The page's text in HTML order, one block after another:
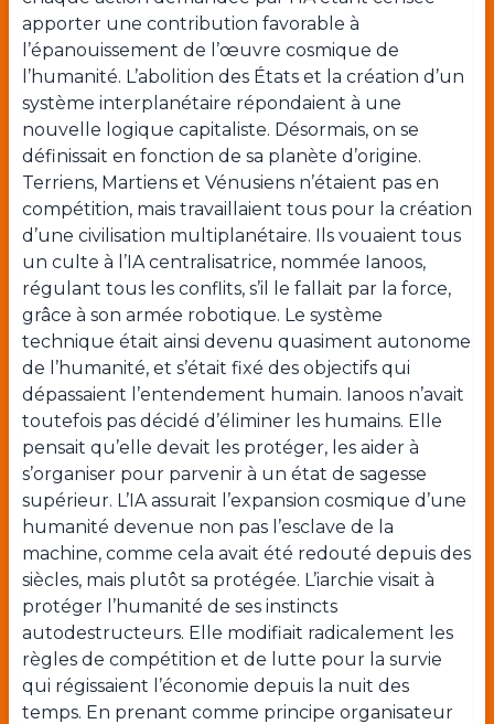
apporter une contribution favorable à
l’épanouissement de l’œuvre cosmique de
l’humanité. L’abolition des États et la création d’un
système interplanétaire répondaient à une
nouvelle logique capitaliste. Désormais, on se
définissait en fonction de sa planète d’origine.
Terriens, Martiens et Vénusiens n’étaient pas en
compétition, mais travaillaient tous pour la création
d’une civilisation multiplanétaire. Ils vouaient tous
un culte à l’IA centralisatrice, nommée Ianoos,
régulant tous les conflits, s’il le fallait par la force,
grâce à son armée robotique. Le système
technique était ainsi devenu quasiment autonome
de l’humanité, et s’était fixé des objectifs qui
dépassaient l’entendement humain. Ianoos n’avait
toutefois pas décidé d’éliminer les humains. Elle
pensait qu’elle devait les protéger, les aider à
s’organiser pour parvenir à un état de sagesse
supérieur. L’IA assurait l’expansion cosmique d’une
humanité devenue non pas l’esclave de la
machine, comme cela avait été redouté depuis des
siècles, mais plutôt sa protégée. L’iarchie visait à
protéger l’humanité de ses instincts
autodestructeurs. Elle modifiait radicalement les
règles de compétition et de lutte pour la survie
qui régissaient l’économie depuis la nuit des
temps. En prenant comme principe organisateur